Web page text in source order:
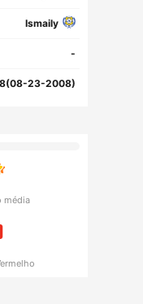
Ismaily
-
23-2008)
média